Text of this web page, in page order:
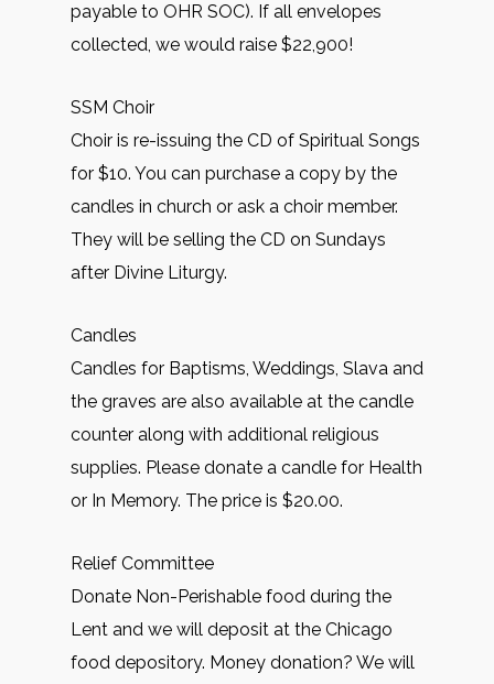
payable to OHR SOC). If all envelopes
collected, we would raise $22,900!
SSM Choir
Choir is re-issuing the CD of Spiritual Songs
for $10. You can purchase a copy by the
candles in church or ask a choir member.
They will be selling the CD on Sundays
after Divine Liturgy.
Candles
Candles for Baptisms, Weddings, Slava and
the graves are also available at the candle
counter along with additional religious
supplies. Please donate a candle for Health
or In Memory. The price is $20.00.
Relief Committee
Donate Non-Perishable food during the
Lent and we will deposit at the Chicago
food depository. Money donation? We will